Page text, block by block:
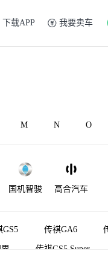
下载APP 我要卖车
M N O
国机智骏 高合汽车
GS5 传祺GA6
传祺GS5 Super